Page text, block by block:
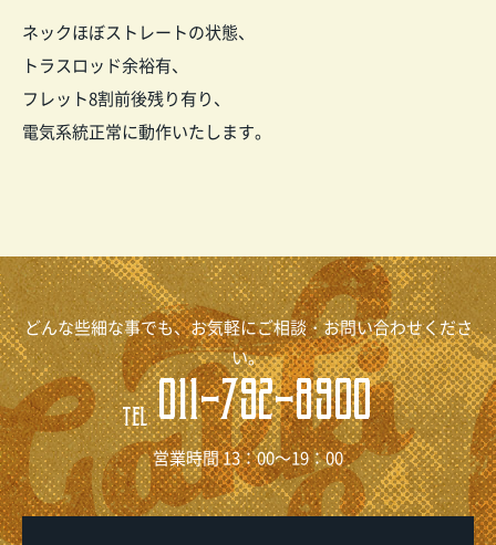
ネックほぼストレートの状態、
トラスロッド余裕有、
フレット8割前後残り有り、
電気系統正常に動作いたします。
どんな些細な事でも、お気軽にご相談・お問い合わせくださ
い。
TEL 011-792-8900
営業時間 13：00～19：00